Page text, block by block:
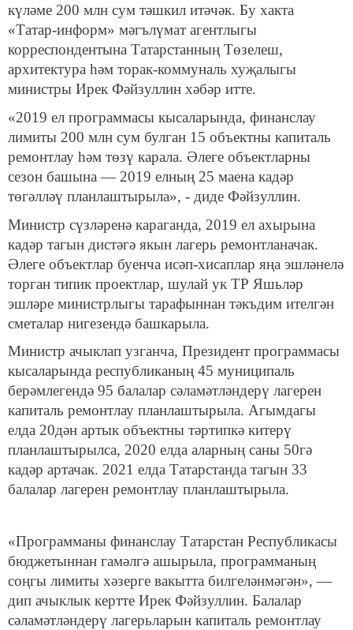
күләме 200 млн сум тәшкил итәчәк. Бу хакта
«Татар-информ» мәгълүмат агентлыгы
корреспондентына Татарстанның Төзелеш,
архитектура һәм торак-коммуналь хуҗалыгы
министры Ирек Фәйзуллин хәбәр итте.
«2019 ел программасы кысаларында, финанслау
лимиты 200 млн сум булган 15 объектны капиталь
ремонтлау һәм төзү карала. Әлеге объектларны
сезон башына — 2019 елның 25 маена кадәр
төгәлләү планлаштырыла», - диде Фәйзуллин.
Министр сүзләренә караганда, 2019 ел ахырына
кадәр тагын дистәгә якын лагерь ремонтланачак.
Әлеге объектлар буенча исәп-хисаплар яңа эшләнелә
торган типик проектлар, шулай ук ТР Яшьләр
эшләре министрлыгы тарафыннан тәкъдим ителгән
сметалар нигезендә башкарыла.
Министр ачыклап узганча, Президент программасы
кысаларында республиканың 45 муниципаль
берәмлегендә 95 балалар сәламәтләндерү лагерен
капиталь ремонтлау планлаштырыла. Агымдагы
елда 20дән артык объектны тәртипкә китерү
планлаштырылса, 2020 елда аларның саны 50гә
кадәр артачак. 2021 елда Татарстанда тагын 33
балалар лагерен ремонтлау планлаштырыла.
«Программаны финанслау Татарстан Республикасы
бюджетыннан гамәлгә ашырыла, программаның
соңгы лимиты хәзерге вакытта билгеләнмәгән», —
дип ачыклык кертте Ирек Фәйзуллин. Балалар
сәламәтләндерү лагерьларын капиталь ремонтлау